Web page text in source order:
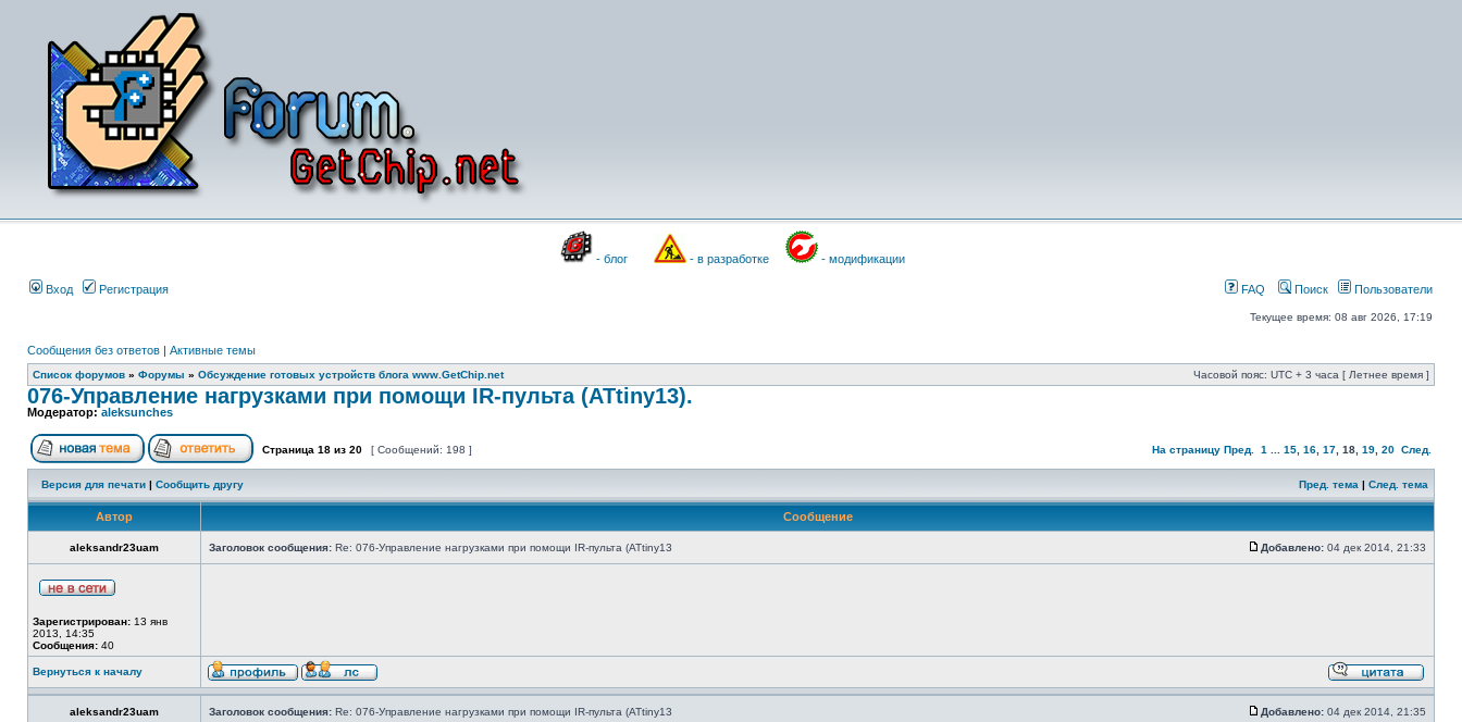
- блог - в разработке - модификации
Вход Регистрация FAQ Поиск Пользователи
Текущее время: 08 авг 2026, 17:19
Сообщения без ответов | Активные темы
Список форумов » Форумы » Обсуждение готовых устройств блога www.GetChip.net Часовой пояс: UTC + 3 часа [ Летнее время ]
076-Управление нагрузками при помощи IR-пульта (ATtiny13).
Модератор:aleksunches
Страница 18 из 20 [ Сообщений: 198 ] На страницу Пред. 1 15 16 17 18 19 20 След.
Версия для печати | Сообщить другу Пред. тема | След. тема
Автор Сообщение
aleksandr23uam Заголовок сообщения: Re: 076-Управление нагрузками при помощи IR-пульта (ATtiny13 Добавлено: 04 дек 2014, 21:33
Зарегистрирован: 13 янв
2013, 14:35
Сообщения: 40
Вернуться к началу
aleksandr23uam Заголовок сообщения: Re: 076-Управление нагрузками при помощи IR-пульта (ATtiny13 Добавлено: 04 дек 2014, 21:35